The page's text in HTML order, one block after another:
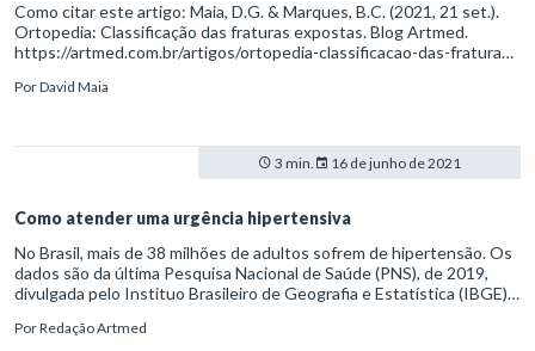
Como citar este artigo: Maia, D.G. & Marques, B.C. (2021, 21 set.).
Ortopedia: Classificação das fraturas expostas. Blog Artmed.
https://artmed.com.br/artigos/ortopedia-classificacao-das-fraturas-
PorDavid Maia
3 min. 16 de junho de 2021
Como atender uma urgência hipertensiva
No Brasil, mais de 38 milhões de adultos sofrem de hipertensão. Os
dados são da última Pesquisa Nacional de Saúde (PNS), de 2019,
divulgada pelo Instituo Brasileiro de Geografia e Estatística (IBGE).
hipertensão arterial sistêmica (HAS) de casos severos.
PorRedação Artmed